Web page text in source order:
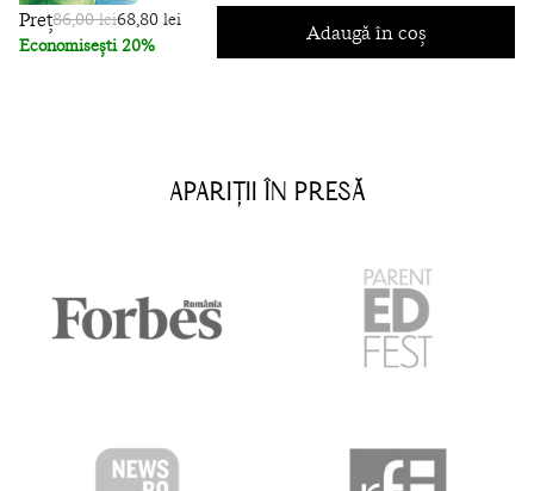
Preț86,00 lei68,80 lei
Economisești 20%
Adaugă în coș
APARIȚII ÎN PRESĂ